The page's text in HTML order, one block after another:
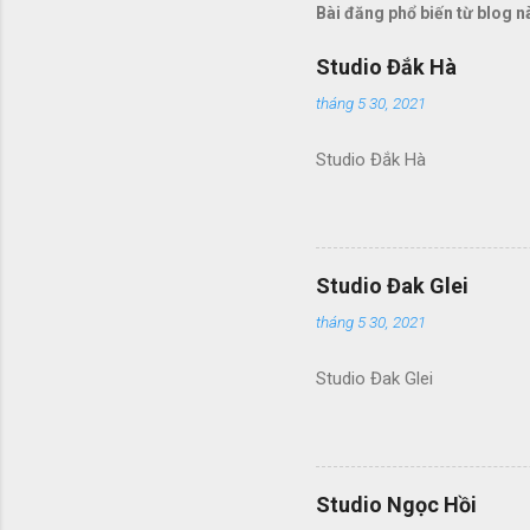
Bài đăng phổ biến từ blog
Studio Đắk Hà
tháng 5 30, 2021
Studio Đắk Hà
Studio Đak Glei
tháng 5 30, 2021
Studio Đak Glei
Studio Ngọc Hồi